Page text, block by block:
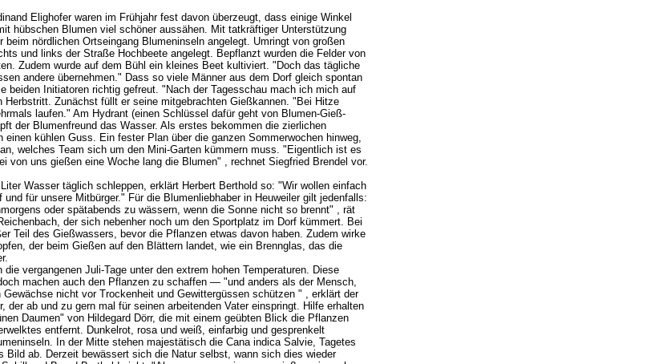
Elighofer waren im Frühjahr fest davon überzeugt, dass einige Winkel
hübschen Blumen viel schöner aussähen. Mit tatkräftiger Unterstützung
beim nördlichen Ortseingang Blumeninseln angelegt. Umringt von großen
und links der Straße Hochbeete angelegt. Bepflanzt wurden die Felder von
Zudem wurde auf dem Bühl ein kleines Beet kultiviert. "Doch das tägliche
andere übernehmen." Dass so viele Männer aus dem Dorf gleich spontan
beiden Initiatoren richtig gefreut. "Nach der Tagesschau mach ich mich auf
Herbstritt. Zunächst füllt er seine mitgebrachten Gießkannen. "Bei Hitze
laufen." Am Hydrant (einen Schlüssel dafür geht von Blumen-Gieß-
der Blumenfreund das Wasser. Als erstes bekommen die zierlichen
einen kühlen Guss. Ein fester Plan über die ganzen Sommerwochen hinweg,
welches Team sich um den Mini-Garten kümmern muss. "Eigentlich ist es
von uns gießen eine Woche lang die Blumen" , rechnet Siegfried Brendel vor.
Wasser täglich schleppen, erklärt Herbert Berthold so: "Wir wollen einfach
für unsere Mitbürger." Für die Blumenliebhaber in Heuweiler gilt jedenfalls:
oder spätabends zu wässern, wenn die Sonne nicht so brennt" , rät
der sich nebenher noch um den Sportplatz im Dorf kümmert. Bei
Teil des Gießwassers, bevor die Pflanzen etwas davon haben. Zudem wirke
der beim Gießen auf den Blättern landet, wie ein Brennglas, das die
vergangenen Juli-Tage unter den extrem hohen Temperaturen. Diese
machen auch den Pflanzen zu schaffen — "und anders als der Mensch,
Gewächse nicht vor Trockenheit und Gewittergüssen schützen " , erklärt der
der ab und zu gern mal für seinen arbeitenden Vater einspringt. Hilfe erhalten
Daumen" von Hildegard Dörr, die mit einem geübten Blick die Pflanzen
entfernt. Dunkelrot, rosa und weiß, einfarbig und gesprenkelt
In der Mitte stehen majestätisch die Cana indica Salvie, Tagetes
Bild ab. Derzeit bewässert sich die Natur selbst, wann sich dies wieder